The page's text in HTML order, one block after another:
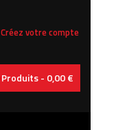
Créez votre compte
Produits - 0,00 €